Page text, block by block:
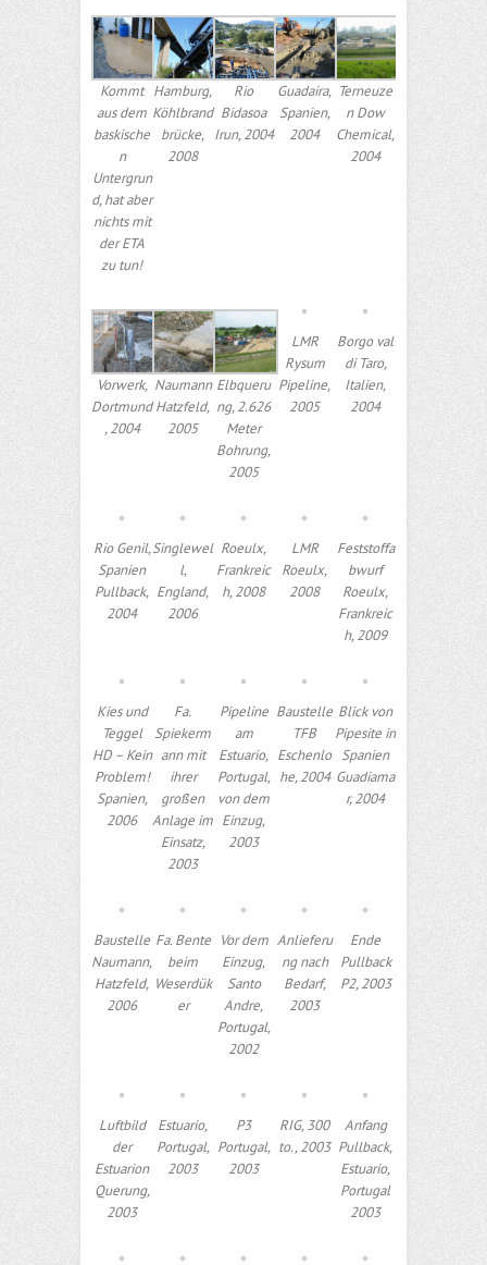
Kommt
aus dem
baskische
n
Untergrun
d, hat aber
nichts mit
der ETA
zu tun!
Hamburg,
Köhlbrand
brücke,
2008
Rio
Bidasoa
Irun, 2004
Guadaira,
Spanien,
2004
Terneuze
n Dow
Chemical,
2004
Vorwerk,
Dortmund
, 2004
Naumann
Hatzfeld,
2005
Elbqueru
ng, 2.626
Meter
Bohrung,
2005
LMR
Rysum
Pipeline,
2005
Borgo val
di Taro,
Italien,
2004
Rio Genil,
Spanien
Pullback,
2004
Singlewel
l,
England,
2006
Roeulx,
Frankreic
h, 2008
LMR
Roeulx,
2008
Feststoffa
bwurf
Roeulx,
Frankreic
h, 2009
Kies und
Teggel
HD – Kein
Problem!
Spanien,
2006
Fa.
Spiekerm
ann mit
ihrer
großen
Anlage im
Einsatz,
2003
Pipeline
am
Estuario,
Portugal,
von dem
Einzug,
2003
Baustelle
TFB
Eschenlo
he, 2004
Blick von
Pipesite in
Spanien
Guadiama
r, 2004
Baustelle
Naumann,
Hatzfeld,
2006
Fa. Bente
beim
Weserdük
er
Vor dem
Einzug,
Santo
Andre,
Portugal,
2002
Anlieferu
ng nach
Bedarf,
2003
Ende
Pullback
P2, 2003
Luftbild
der
Estuarion
Querung,
2003
Estuario,
Portugal,
2003
P3
Portugal,
2003
RIG, 300
to., 2003
Anfang
Pullback,
Estuario,
Portugal
2003